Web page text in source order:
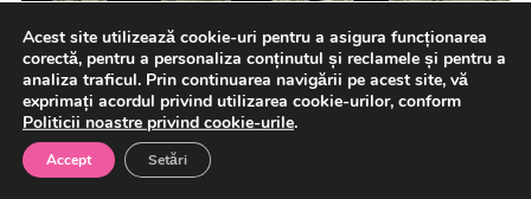
Acest site utilizează cookie-uri pentru a asigura funcționarea
corectă, pentru a personaliza conținutul și reclamele și pentru a
analiza traficul. Prin continuarea navigării pe acest site, vă
exprimați acordul privind utilizarea cookie-urilor, conform
Politicii noastre privind cookie-urile.
Accept Setări